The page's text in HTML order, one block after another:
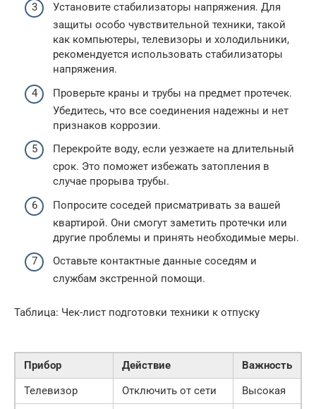
Установите стабилизаторы напряжения. Для
защиты особо чувствительной техники, такой
как компьютеры, телевизоры и холодильники,
рекомендуется использовать стабилизаторы
напряжения.
Проверьте краны и трубы на предмет протечек.
Убедитесь, что все соединения надежны и нет
признаков коррозии.
Перекройте воду, если уезжаете на длительный
срок. Это поможет избежать затопления в
случае прорыва трубы.
Попросите соседей присматривать за вашей
квартирой. Они смогут заметить протечки или
другие проблемы и принять необходимые меры.
Оставьте контактные данные соседям и
службам экстренной помощи.
Таблица: Чек-лист подготовки техники к отпуску
Прибор Действие
Важность
Телевизор
Отключить от сети Высокая